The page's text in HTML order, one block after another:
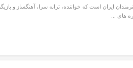
ایران است که خواننده، ترانه سرا، آهنگساز و بازیگر
های ...